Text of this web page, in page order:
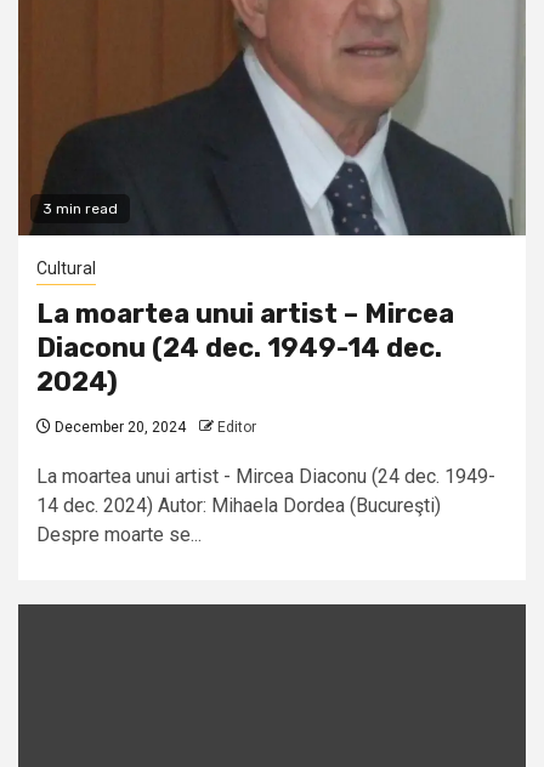
3 min read
Cultural
La moartea unui artist – Mircea
Diaconu (24 dec. 1949-14 dec.
2024)
December 20, 2024 Editor
La moartea unui artist - Mircea Diaconu (24 dec. 1949-
14 dec. 2024) Autor: Mihaela Dordea (Bucureşti)
Despre moarte se...